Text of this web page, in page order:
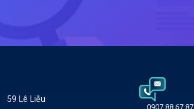
59 Lê Liễu
0907 88 67 87